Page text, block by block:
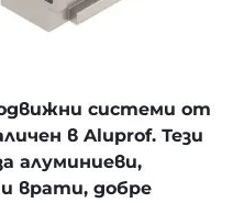
системи от
в Aluprof. Тези
алуминиеви,
врати, добре